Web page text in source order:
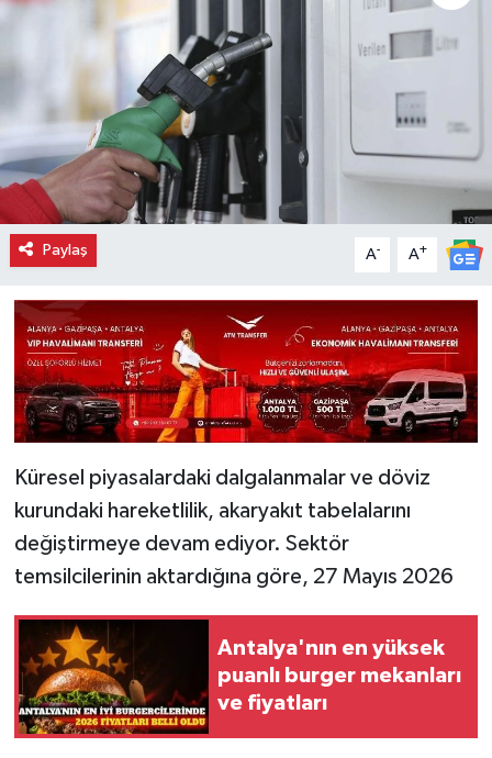
Paylaş A- A+
Küresel piyasalardaki dalgalanmalar ve döviz
kurundaki hareketlilik, akaryakıt tabelalarını
değiştirmeye devam ediyor. Sektör
temsilcilerinin aktardığına göre, 27 Mayıs 2026
Antalya'nın en yüksek
puanlı burger mekanları
ve fiyatları